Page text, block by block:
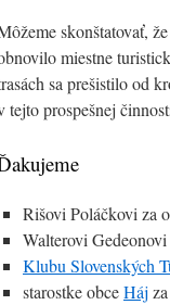
skonštatovať,
miestne
sa prešistilo od
tejto prospešnej
Rišovi Poláčkovi za
Walterovi
Klubu Slovenských
starostke obceHáj